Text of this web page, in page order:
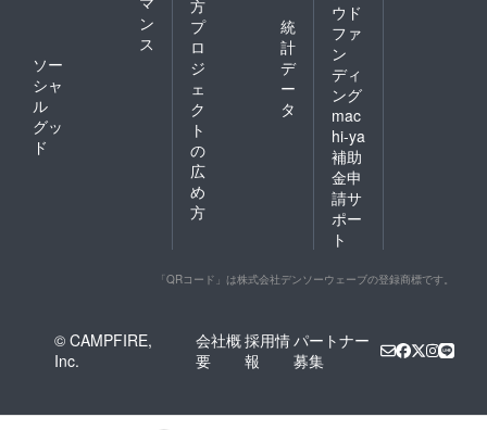
ン
ス
ソー
シャ
ル
グッ
ド
方
プ
ロ
ジ
ェ
ク
ト
の
広
め
方
統
計
デ
ー
タ
ウド
ファ
ン
ディ
ング
mac
hi-ya
補助
金申
請サ
ポー
ト
「QRコード」は株式会社デンソーウェーブの登録商標です。
© CAMPFIRE,
Inc.
会社概
要
採用情
報
パートナー
募集